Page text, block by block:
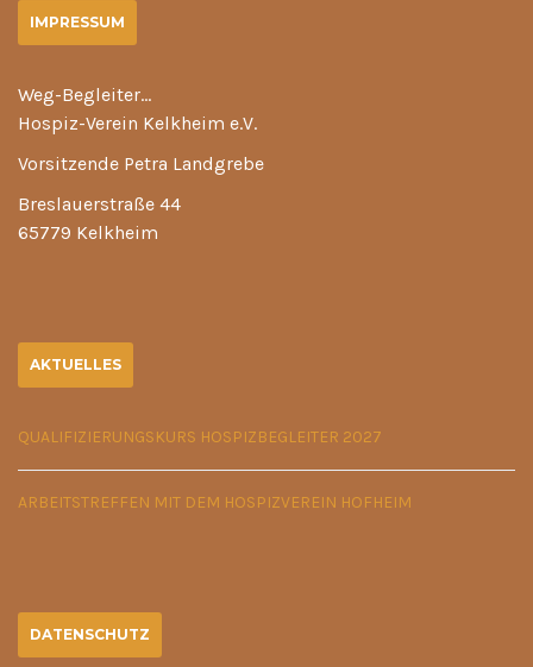
IMPRESSUM
Weg-Begleiter…
Hospiz-Verein Kelkheim e.V.
Vorsitzende Petra Landgrebe
Breslauerstraße 44
65779 Kelkheim
AKTUELLES
QUALIFIZIERUNGSKURS HOSPIZBEGLEITER 2027
ARBEITSTREFFEN MIT DEM HOSPIZVEREIN HOFHEIM
DATENSCHUTZ